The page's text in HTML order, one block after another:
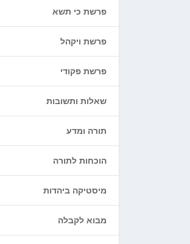
פרשת כי תשא
פרשת ויקהל
פרשת פקודי
שאלות ותשובות
תורה ומדע
הוכחות לתורה
מיסטיקה ביהדות
מבוא לקבלה